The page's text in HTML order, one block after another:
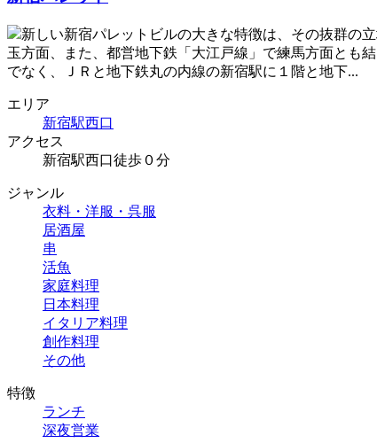
新しい新宿パレットビルの大きな特徴は、その抜群の
玉方面、また、都営地下鉄「大江戸線」で練馬方面とも
でなく、ＪＲと地下鉄丸の内線の新宿駅に１階と地下...
エリア
新宿駅西口
アクセス
新宿駅西口徒歩０分
ジャンル
衣料・洋服・呉服
居酒屋
串
活魚
家庭料理
日本料理
イタリア料理
創作料理
その他
特徴
ランチ
深夜営業